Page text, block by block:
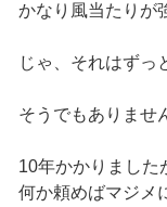
かなり風当たりが
じゃ、それはずっ
そうでもありませ
10年かかりました
何か頼めばマジメ